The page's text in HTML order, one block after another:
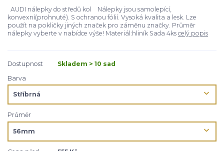
AUDI nálepky do středů kol Nálepky jsou samolepící,
konvexní(prohnuté). S ochranou fólií. Vysoká kvalita a lesk. Lze
použít na pokličky jiných značek pro záměnu značky. Průměr
nálepky vyberte v nabídce výše! Materiál:hliník Sada 4ks celý popis
Dostupnost
Skladem > 10 sad
Barva
Průměr